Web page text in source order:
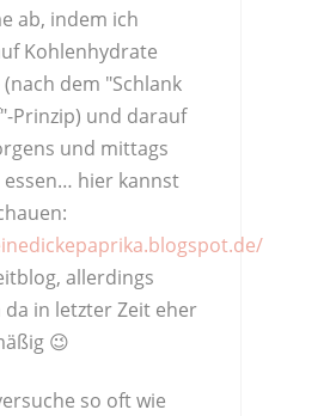
ab, indem ich
Kohlenhydrate
dem "Schlank
Prinzip) und darauf
und mittags
essen… hier kannst
allerdings
da in letzter Zeit eher
😉
so oft wie